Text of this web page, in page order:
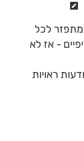
לכל
- אז לא
ראויות